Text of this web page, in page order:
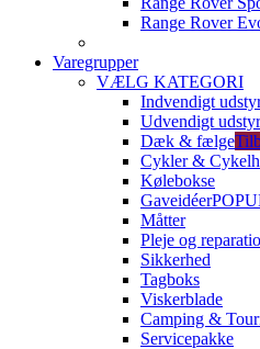
Range Rover
Varegrupper
VÆLG KATEGORI
Indvendigt
Udvendigt udstyr
Dæk & fælge
Cykler &
Kølebokse
Gaveidéer
Måtter
Pleje og
Sikkerhed
Tagboks
Viskerblade
Camping &
Servicepakke